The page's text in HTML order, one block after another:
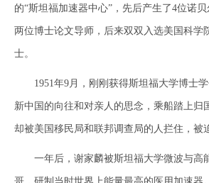
的“斯坦福加速器中心”，先后产生了4位诺
两位博士论文导师，后来双双入选美国科学
士。
1951年9月，刚刚获得斯坦福大学博士学
新中国的向往和对亲人的思念，乘船踏上归
却被美国移民局和联邦调查局的人拦住，被
一年后，谢家麟被斯坦福大学微波与高